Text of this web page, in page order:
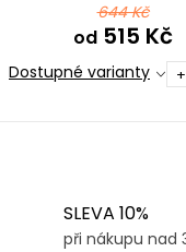
644 Kč
od515 Kč
Dostupné varianty
SLEVA 10%
při nákupu nad